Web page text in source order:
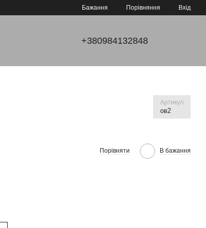
Бажання Порівняння Вхід
+380984132848
Артикул
ов2
Порівняти В бажання